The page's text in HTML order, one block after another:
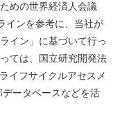
めの世界経済人会議
インを参考に、当社が
イン」に基づいて行っ
ては、国立研究開発法
イフサイクルアセスメ
ータベースなどを活